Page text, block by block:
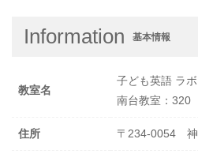
Information 基本情報
教室名
子ども英語 ラ
南台教室：320
住所 〒234-0054 神